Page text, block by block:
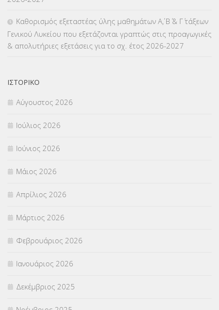
ΜΕΤΑΦΟΡΑ ΜΑΘΗΤΩΝ(3)
ΟΙΚΟΝΟΜΙΚΑ ΘΕΜΑΤΑ
Π.Ε.Κ. ΗΡΑΚΛΕΙΟΥ
ΠΑΝΕΛΛΑΔΙΚΕΣ ΕΞΕΤΑΣΕΙΣ
ΠΡΟΚΗΡΥΞΕΙΣ
ΣΕΜΙΝΑΡΙΑ – ΗΜΕΡΙΔΕΣ
ΣΕΠ(50)
ΣΤΕΛΕΧΗ (360)
ΣΥΜΒΟΥΛΕΥΤΙΚΟΣ ΣΤΑΘΜΟΣ ΝΕΩΝ
ΣΥΝΤΑΞΕΙΣ(12)
ΣΧΟΛΙΚΟΙ ΣΥΜΒΟΥΛΟΙ
Καθορισμός εξεταστέας ύλης μαθημάτων Α΄, Β΄ & Γ΄ τάξεων
Γενικού Λυκείου που εξετάζονται γραπτώς στις προαγωγικές
& απολυτήριες εξετάσεις για το σχ. έτος 2026-2027
ΙΣΤΟΡΙΚΌ
Αύγουστος 2026
Ιούλιος 2026
Ιούνιος 2026
Μάιος 2026
Απρίλιος 2026
Μάρτιος 2026
Φεβρουάριος 2026
Ιανουάριος 2026
Δεκέμβριος 2025